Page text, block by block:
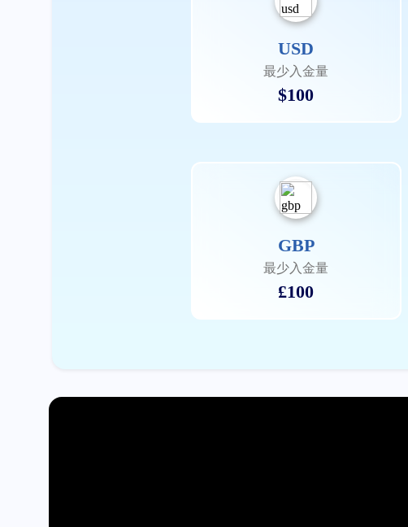
USD
最少入金量
$100
GBP
最少入金量
£100